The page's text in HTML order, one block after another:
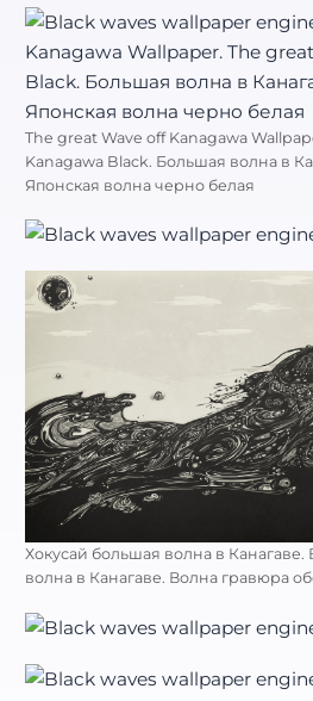
The great Wave off Kanagawa
Kanagawa Black. Большая волна в
Японская волна черно белая
Хокусай большая волна в
волна в Канагаве. Волна гравюра